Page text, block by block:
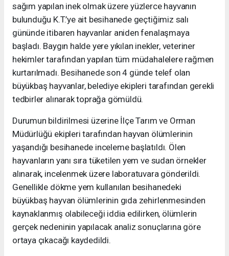
sağım yapılan inek olmak üzere yüzlerce hayvanın
bulunduğu K.T.’ye ait besihanede geçtiğimiz salı
gününde itibaren hayvanlar aniden fenalaşmaya
başladı. Baygın halde yere yıkılan inekler, veteriner
hekimler tarafından yapılan tüm müdahalelere rağmen
kurtarılmadı. Besihanede son 4 günde telef olan
büyükbaş hayvanlar, belediye ekipleri tarafından gerekli
tedbirler alınarak toprağa gömüldü.
Durumun bildirilmesi üzerine İlçe Tarım ve Orman
Müdürlüğü ekipleri tarafından hayvan ölümlerinin
yaşandığı besihanede inceleme başlatıldı. Ölen
hayvanların yanı sıra tüketilen yem ve sudan örnekler
alınarak, incelenmek üzere laboratuvara gönderildi.
Genellikle dökme yem kullanılan besihanedeki
büyükbaş hayvan ölümlerinin gıda zehirlenmesinden
kaynaklanmış olabileceği iddia edilirken, ölümlerin
gerçek nedeninin yapılacak analiz sonuçlarına göre
ortaya çıkacağı kaydedildi.